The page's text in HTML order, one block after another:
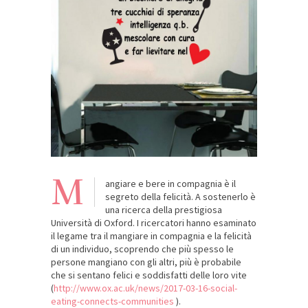
M
angiare e bere in compagnia è il
segreto della felicità. A sostenerlo è
una ricerca della prestigiosa
Università di Oxford. I ricercatori hanno esaminato
il legame tra il mangiare in compagnia e la felicità
di un individuo, scoprendo che più spesso le
persone mangiano con gli altri, più è probabile
che si sentano felici e soddisfatti delle loro vite
(http://www.ox.ac.uk/news/2017-03-16-social-
eating-connects-communities ).